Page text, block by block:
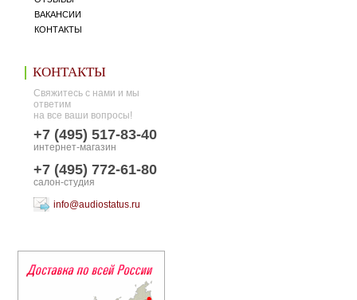
ВАКАНСИИ
КОНТАКТЫ
КОНТАКТЫ
Свяжитесь с нами и мы
ответим
на все ваши вопросы!
+7 (495) 517-83-40
интернет-магазин
+7 (495) 772-61-80
салон-студия
info@audiostatus.ru